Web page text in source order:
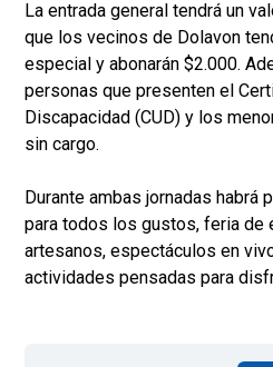
La entrada general tendrá un
que los vecinos de Dolavon
especial y abonarán $2.000.
personas que presenten el
Discapacidad (CUD) y los
sin cargo.
Durante ambas jornadas
para todos los gustos, feria de
artesanos, espectáculos en
actividades pensadas para